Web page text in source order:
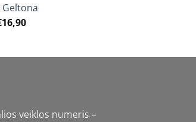
Geltona
16,90Price
through
veiklos numeris –